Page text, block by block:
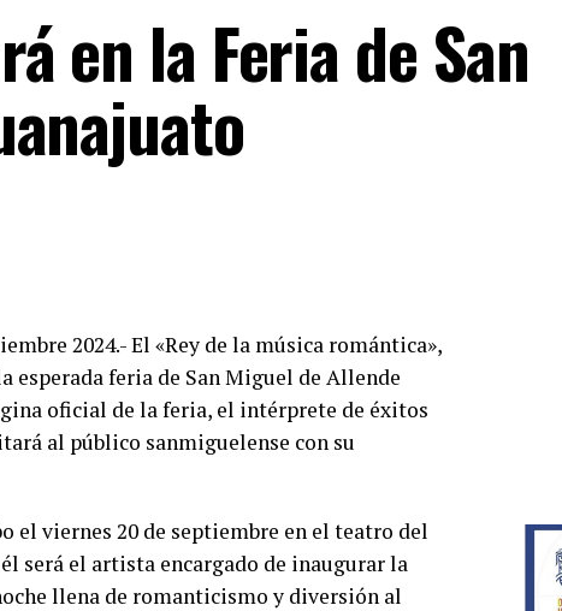
en la Feria de San
2024.- El «Rey de la música romántica»,
esperada feria de San Miguel de Allende
oficial de la feria, el intérprete de éxitos
al público sanmiguelense con su
el viernes 20 de septiembre en el teatro del
será el artista encargado de inaugurar la
llena de romanticismo y diversión al